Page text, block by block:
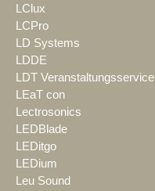
LClux
LCPro
LD Systems
LDDE
LDT Veranstaltungsservice
LEaT con
Lectrosonics
LEDBlade
LEDitgo
LEDium
Leu Sound